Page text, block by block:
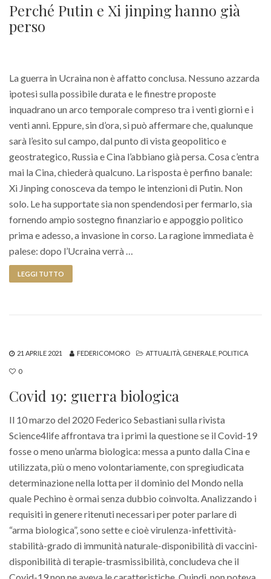
Perché Putin e Xi jinping hanno già
perso
La guerra in Ucraina non è affatto conclusa. Nessuno azzarda
ipotesi sulla possibile durata e le finestre proposte
inquadrano un arco temporale compreso tra i venti giorni e i
venti anni. Eppure, sin d’ora, si può affermare che, qualunque
sarà l’esito sul campo, dal punto di vista geopolitico e
geostrategico, Russia e Cina l’abbiano già persa. Cosa c’entra
mai la Cina, chiederà qualcuno. La risposta è perfino banale:
Xi Jinping conosceva da tempo le intenzioni di Putin. Non
solo. Le ha supportate sia non spendendosi per fermarlo, sia
fornendo ampio sostegno finanziario e appoggio politico
prima e adesso, a invasione in corso. La ragione immediata è
palese: dopo l’Ucraina verrà …
LEGGI TUTTO
21 APRILE 2021 FEDERICOMORO ATTUALITÀ GENERALE POLITICA
0
Covid 19: guerra biologica
Il 10 marzo del 2020 Federico Sebastiani sulla rivista
Science4life affrontava tra i primi la questione se il Covid-19
fosse o meno un’arma biologica: messa a punto dalla Cina e
utilizzata, più o meno volontariamente, con spregiudicata
determinazione nella lotta per il dominio del Mondo nella
quale Pechino è ormai senza dubbio coinvolta. Analizzando i
requisiti in genere ritenuti necessari per poter parlare di
“arma biologica”, sono sette e cioè virulenza-infettività-
stabilità-grado di immunità naturale-disponibilità di vaccini-
disponibilità di terapie-trasmissibilità, concludeva che il